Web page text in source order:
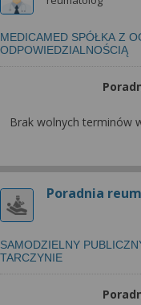
MEDICAMED SPÓŁKA Z
ODPOWIEDZIALNOŚCIĄ
Brak wolnych terminów
Poradnia
SAMODZIELNY
TARCZYNIE